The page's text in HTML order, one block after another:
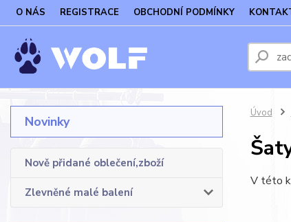
O NÁS REGISTRACE OBCHODNÍ PODMÍNKY
Novinky
Nově přidané oblečení,zboží
Zlevněné malé balení
Úvod
V této